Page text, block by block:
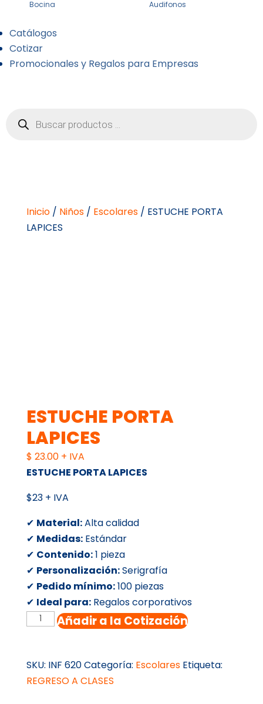
Bocina
Audifonos
Catálogos
Cotizar
Promocionales y Regalos para Empresas
productos
Inicio/ Niños/ Escolares/ ESTUCHE PORTA
LAPICES
ESTUCHE PORTA
LAPICES
$ 23.00 + IVA
ESTUCHE PORTA LAPICES
$23 + IVA
✔ Material:Alta calidad
✔ Medidas:Estándar
✔ Contenido:1 pieza
✔ Personalización:Serigrafía
✔ Pedido mínimo:100 piezas
✔ Ideal para:Regalos corporativos
ESTUCHE
cantidad
Añadir a la Cotización
SKU: INF 620Categoría: Escolares Etiqueta:
REGRESO A CLASES